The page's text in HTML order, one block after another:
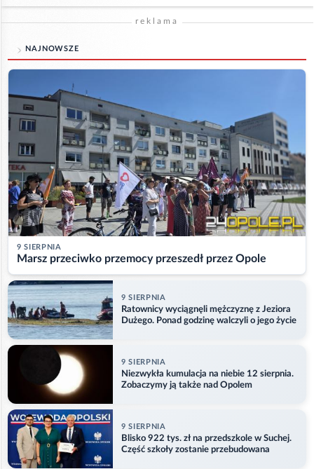
reklama
NAJNOWSZE
9 SIERPNIA
Marsz przeciwko przemocy przeszedł przez Opole
9 SIERPNIA
Ratownicy wyciągnęli mężczyznę z Jeziora
Dużego. Ponad godzinę walczyli o jego życie
9 SIERPNIA
Niezwykła kumulacja na niebie 12 sierpnia.
Zobaczymy ją także nad Opolem
9 SIERPNIA
Blisko 922 tys. zł na przedszkole w Suchej.
Część szkoły zostanie przebudowana